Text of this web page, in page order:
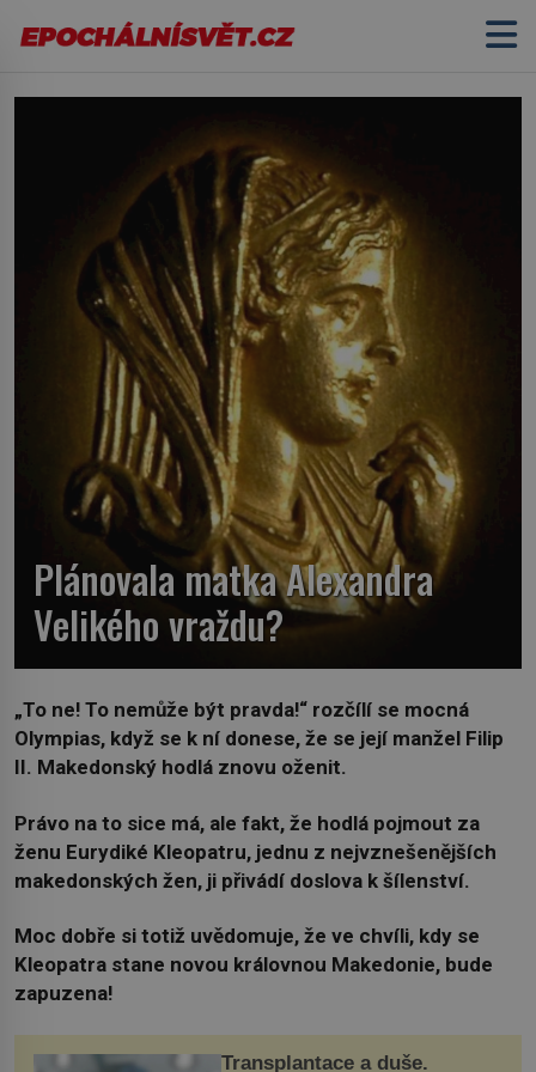
Plánovala matka Alexandra
Velikého vraždu?
„To ne! To nemůže být pravda!“ rozčílí se mocná
Olympias, když se k ní donese, že se její manžel Filip
II. Makedonský hodlá znovu oženit.
Právo na to sice má, ale fakt, že hodlá pojmout za
ženu Eurydiké Kleopatru, jednu z nejvznešenějších
makedonských žen, ji přivádí doslova k šílenství.
Moc dobře si totiž uvědomuje, že ve chvíli, kdy se
Kleopatra stane novou královnou Makedonie, bude
zapuzena!
Transplantace a duše.